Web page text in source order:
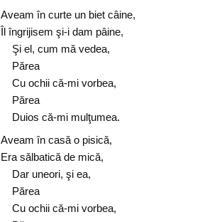
Aveam în curte un biet câine,
Îl îngrijisem şi-i dam pâine,
Şi el, cum mă vedea,
Părea
Cu ochii că-mi vorbea,
Părea
Duios că-mi mulţumea.
Aveam în casă o pisică,
Era sălbatică de mică,
Dar uneori, şi ea,
Părea
Cu ochii că-mi vorbea,